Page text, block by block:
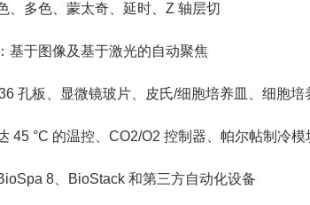
、多色、蒙太奇、延时、Z 轴层切
基于图像及基于激光的自动聚焦
孔板、显微镜玻片、皮氏/细胞培养皿、细胞培
45 °C 的温控、CO2/O2 控制器、帕尔帖制冷模
8、BioStack 和第三方自动化设备